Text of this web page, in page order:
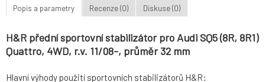
Popis a parametry Recenze (0) Diskuse (0)
H&R přední sportovní stabilizátor pro Audi SQ5 (8R, 8R1)
Quattro, 4WD, r.v. 11/08-, průměr 32 mm
Hlavní výhody použití sportovních stabilizátorů H&R: